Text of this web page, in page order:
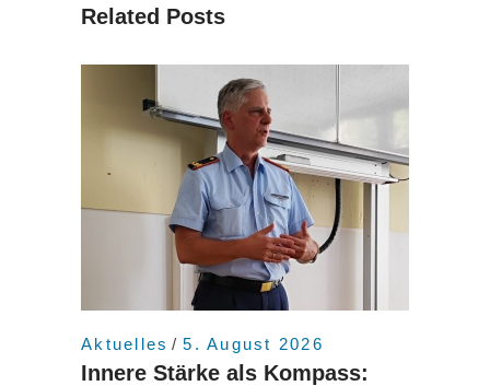
Related Posts
Aktuelles 5. August 2026
Innere Stärke als Kompass: